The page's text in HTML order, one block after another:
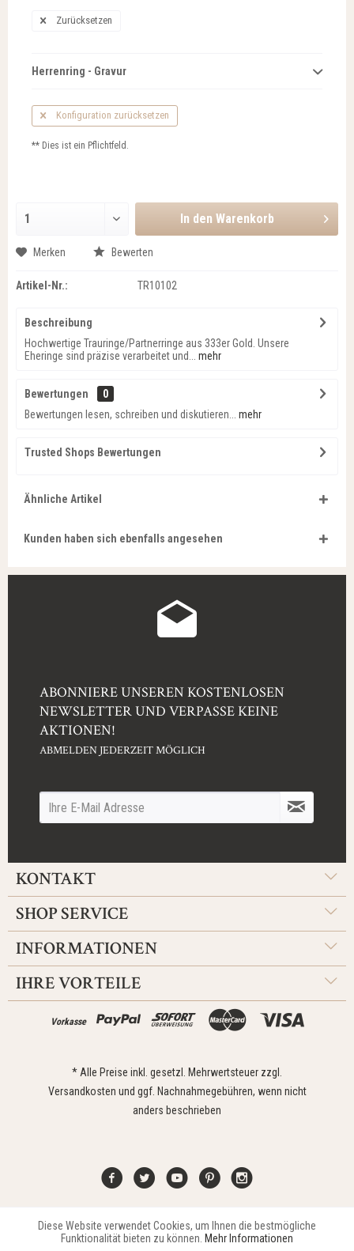
Zurücksetzen
Herrenring - Gravur
Konfiguration zurücksetzen
** Dies ist ein Pflichtfeld.
In den Warenkorb
Merken Bewerten
Artikel-Nr.: TR10102
Beschreibung
Hochwertige Trauringe/Partnerringe aus 333er Gold. Unsere
Eheringe sind präzise verarbeitet und...
mehr
Bewertungen
0
Bewertungen lesen, schreiben und diskutieren...
mehr
Trusted Shops Bewertungen
Ähnliche Artikel
Kunden haben sich ebenfalls angesehen
ABONNIERE UNSEREN KOSTENLOSEN
NEWSLETTER UND VERPASSE KEINE
AKTIONEN!
ABMELDEN JEDERZEIT MÖGLICH
KONTAKT
SHOP SERVICE
INFORMATIONEN
IHRE VORTEILE
Vorkasse
* Alle Preise inkl. gesetzl. Mehrwertsteuer zzgl.
Versandkosten und ggf. Nachnahmegebühren, wenn nicht
anders beschrieben
Kontakt Widerrufsrecht Impressum Versand Datenschutz
Funktionale Aktiv
Diese Website verwendet Cookies, um Ihnen die bestmögliche
Funktionalität bieten zu können. Mehr Informationen